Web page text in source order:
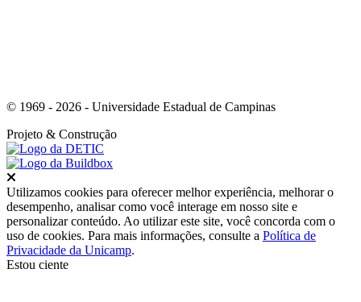
© 1969 - 2026 - Universidade Estadual de Campinas
Projeto & Construção
Utilizamos cookies para oferecer melhor experiência, melhorar o
desempenho, analisar como você interage em nosso site e
personalizar conteúdo. Ao utilizar este site, você concorda com o
uso de cookies. Para mais informações, consulte a Política de
Privacidade da Unicamp.
Estou ciente